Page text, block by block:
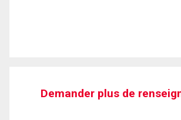
Demander plus de